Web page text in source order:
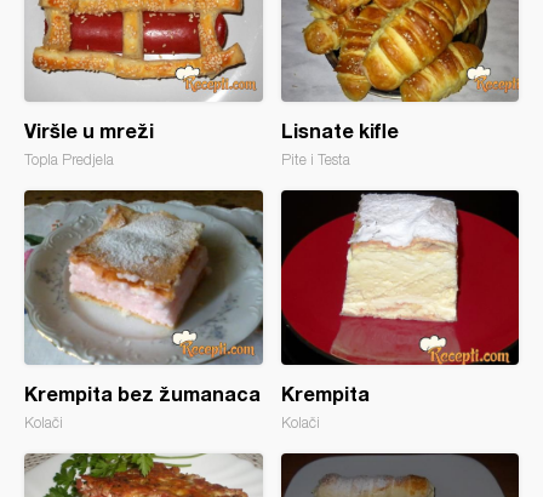
Viršle u mreži
Topla Predjela
Lisnate kifle
Pite i Testa
Krempita bez žumanaca
Kolači
Krempita
Kolači